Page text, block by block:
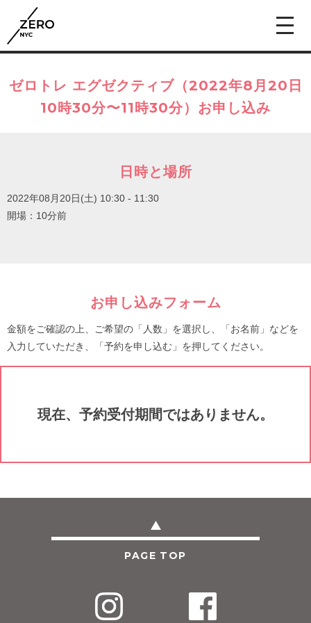
ゼロトレ エグゼクティブ（2022年8月20日
10時30分〜11時30分）お申し込み
日時と場所
2022年08月20日(土) 10:30 - 11:30
開場：10分前
お申し込みフォーム
金額をご確認の上、ご希望の「人数」を選択し、「お名前」などを
入力していただき、「予約を申し込む」を押してください。
現在、予約受付期間ではありません。
PAGE TOP